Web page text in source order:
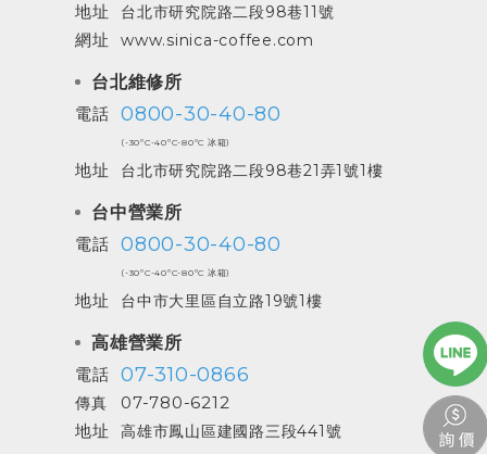
地址 台北市研究院路二段98巷11號
網址 www.sinica-coffee.com
台北維修所
電話 0800-30-40-80
(-30ºC-40ºC-80ºC 冰箱)
地址 台北市研究院路二段98巷21弄1號1樓
台中營業所
電話 0800-30-40-80
(-30ºC-40ºC-80ºC 冰箱)
地址 台中市大里區自立路19號1樓
高雄營業所
電話 07-310-0866
傳真
07-780-6212
地址
高雄市鳳山區建國路三段441號